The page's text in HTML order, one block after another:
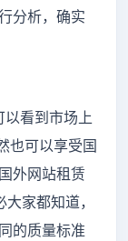
分析，确实
看到市场上
也可以享受国
外网站租赁
家都知道，
的质量标准